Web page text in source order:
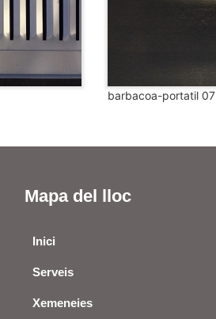
barbacoa-portatil 07
Mapa del lloc
Inici
Serveis
Xemeneies